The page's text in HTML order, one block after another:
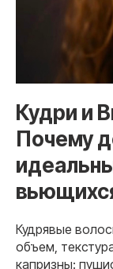
Кудри и
Почему
Кудрявые
объем,
капризны: